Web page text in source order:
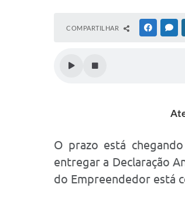
COMPARTILHAR
O prazo está
entregar a Declaração
do Empreendedor está